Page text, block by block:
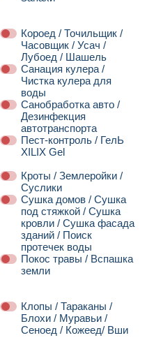
Короед / Точильщик /
Часовщик / Усач /
Лубоед / Шашель
Санация кулера /
Чистка кулера для
воды
Санобработка авто /
Дезинфекция
автотранспорта
Пест-контроль / ГелЬ
XILIX Gel
Кроты / Землеройки /
Суслики
Сушка домов / Сушка
под стяжкой / Сушка
кровли / Сушка фасада
зданий / Поиск
протечек воды
Покос травы / Вспашка
земли
Клопы / Тараканы /
Блохи / Муравьи /
Сеноед / Кожеед/ Вши